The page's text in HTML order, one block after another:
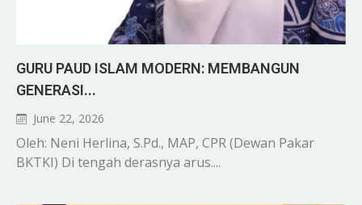
GURU PAUD ISLAM MODERN: MEMBANGUN
GENERASI...
June 22, 2026
Oleh: Neni Herlina, S.Pd., MAP, CPR (Dewan Pakar
BKTKI) Di tengah derasnya arus....